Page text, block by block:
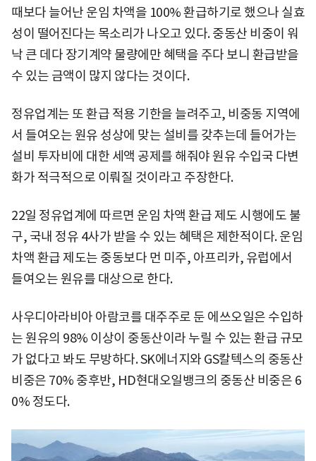
때보다 늘어난 운임 차액을 100% 환급하기로 했으나 실효
성이 떨어진다는 목소리가 나오고 있다. 중동산 비중이 워
낙 큰 데다 장기계약 물량에만 혜택을 주다 보니 환급받을
수 있는 금액이 많지 않다는 것이다.
정유업계는 또 환급 적용 기한을 늘려주고, 비중동 지역에
서 들여오는 원유 성상에 맞는 설비를 갖추는데 들어가는
설비 투자비에 대한 세액 공제를 해줘야 원유 수입국 다변
화가 적극적으로 이뤄질 것이라고 주장한다.
22일 정유업계에 따르면 운임 차액 환급 제도 시행에도 불
구, 국내 정유 4사가 받을 수 있는 혜택은 제한적이다. 운임
차액 환급 제도는 중동보다 먼 미주, 아프리카, 유럽에서
들여오는 원유를 대상으로 한다.
사우디아라비아 아람코를 대주주로 둔 에쓰오일은 수입하
는 원유의 98% 이상이 중동산이라 누릴 수 있는 환급 규모
가 없다고 봐도 무방하다. SK에너지와 GS칼텍스의 중동산
비중은 70% 중후반, HD현대오일뱅크의 중동산 비중은 6
0% 정도다.